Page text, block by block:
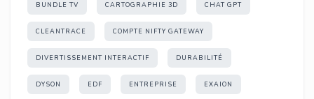
BUNDLE TV CARTOGRAPHIE 3D CHAT GPT
CLEANTRACE COMPTE NIFTY GATEWAY
DIVERTISSEMENT INTERACTIF DURABILITÉ
DYSON EDF ENTREPRISE EXAION